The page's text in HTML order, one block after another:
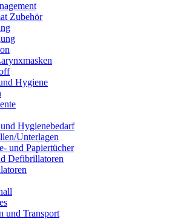
Zubehör
Hygiene
Hygienebedarf
Unterlagen
und Papiertücher
Defibrillatoren
und Transport